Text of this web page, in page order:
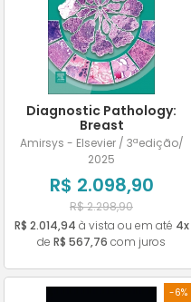
Diagnostic Pathology:
Breast
Amirsys - Elsevier / 3ªedição/
2025
R$ 2.098,90
R$ 2.298,90
R$ 2.014,94 à vista ou em até 4x
de R$ 567,76 com juros
-6%